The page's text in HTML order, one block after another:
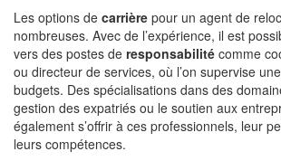
Les options de carrière pour un agent de
nombreuses. Avec de l’expérience, il est
vers des postes de responsabilité comme
ou directeur de services, où l’on supervise
budgets. Des spécialisations dans des
gestion des expatriés ou le soutien aux
également s’offrir à ces professionnels, leur
leurs compétences.